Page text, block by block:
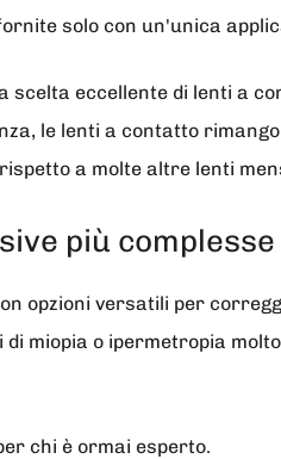
solo con un'unica
scelta eccellente di lenti a
le lenti a contatto
a molte altre lenti
più complesse
opzioni versatili per
miopia o ipermetropia
chi è ormai esperto.